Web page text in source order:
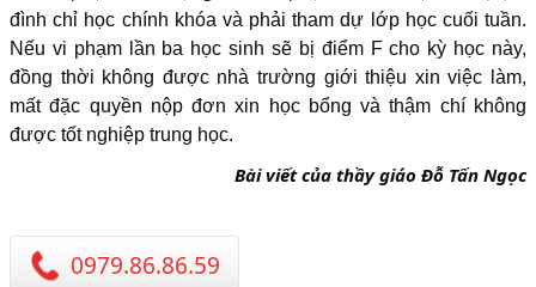
đình chỉ học chính khóa và phải tham dự lớp học cuối tuần.
Nếu vi phạm lần ba học sinh sẽ bị điểm F cho kỳ học này,
đồng thời không được nhà trường giới thiệu xin việc làm,
mất đặc quyền nộp đơn xin học bổng và thậm chí không
được tốt nghiệp trung học.
Bài viết của thầy giáo Đỗ Tấn Ngọc
0979.86.86.59